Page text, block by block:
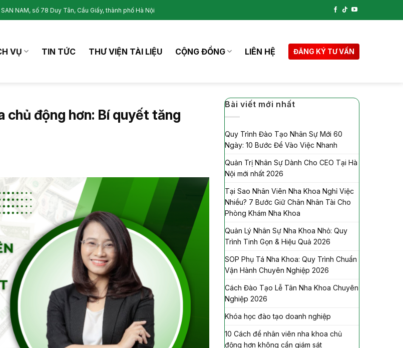
NAM, số 78 Duy Tân, Cầu Giấy, thành phố Hà Nội
VỤ TIN TỨC THƯ VIỆN TÀI LIỆU CỘNG ĐỒNG LIÊN HỆ ĐĂNG KÝ TƯ VẤN
chủ động hơn: Bí quyết tăng
Bài viết mới nhất
Quy Trình Đào Tạo Nhân Sự Mới 60
Ngày: 10 Bước Để Vào Việc Nhanh
Quản Trị Nhân Sự Dành Cho CEO Tại Hà
Nội mới nhất 2026
Tại Sao Nhân Viên Nha Khoa Nghỉ Việc
Nhiều? 7 Bước Giữ Chân Nhân Tài Cho
Phòng Khám Nha Khoa
Quản Lý Nhân Sự Nha Khoa Nhỏ: Quy
Trình Tinh Gọn & Hiệu Quả 2026
SOP Phụ Tá Nha Khoa: Quy Trình Chuẩn
Vận Hành Chuyên Nghiệp 2026
Cách Đào Tạo Lễ Tân Nha Khoa Chuyên
Nghiệp 2026
Khóa học đào tạo doanh nghiệp
10 Cách để nhân viên nha khoa chủ
động hơn không cần giám sát